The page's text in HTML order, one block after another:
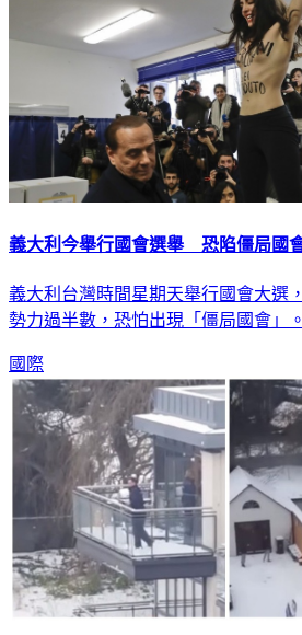
義大利今舉行國會選舉 恐陷僵局國
義大利台灣時間星期天舉行國會大選
勢力過半數，恐怕出現「僵局國會」。
國際